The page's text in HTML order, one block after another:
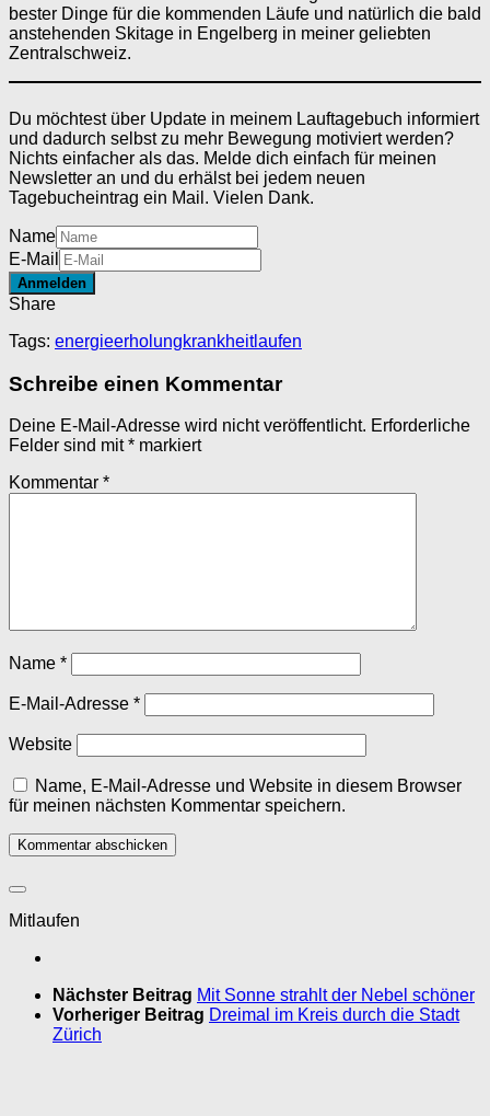
bester Dinge für die kommenden Läufe und natürlich die bald
anstehenden Skitage in Engelberg in meiner geliebten
Zentralschweiz.
Du möchtest über Update in meinem Lauftagebuch informiert
und dadurch selbst zu mehr Bewegung motiviert werden?
Nichts einfacher als das. Melde dich einfach für meinen
Newsletter an und du erhälst bei jedem neuen
Tagebucheintrag ein Mail. Vielen Dank.
Name
E-Mail
Share
Tags: energieerholungkrankheitlaufen
Schreibe einen Kommentar
Deine E-Mail-Adresse wird nicht veröffentlicht. Erforderliche
Felder sind mit* markiert
Kommentar *
Name *
E-Mail-Adresse *
Website
Name, E-Mail-Adresse und Website in diesem Browser
für meinen nächsten Kommentar speichern.
Mitlaufen
Nächster Beitrag Mit Sonne strahlt der Nebel schöner
Vorheriger Beitrag Dreimal im Kreis durch die Stadt
Zürich